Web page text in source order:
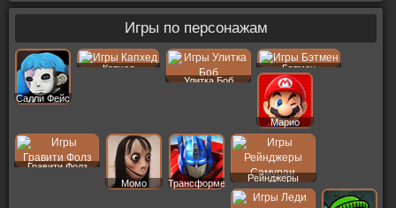
Игры по персонажам
Салли Фейс
Капхед
Улитка Боб
Бэтмен
Марио
Гравити Фолз
Момо
Трансформеры
Рейнджеры